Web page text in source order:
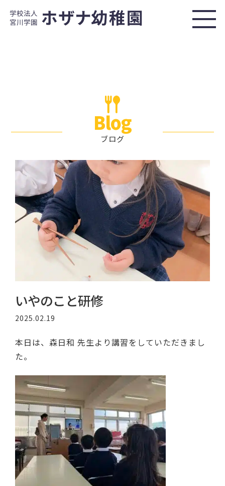
Blog
ブログ
いやのこと研修
2025.02.19
本日は、森日和 先生より講習をしていただきまし
た。